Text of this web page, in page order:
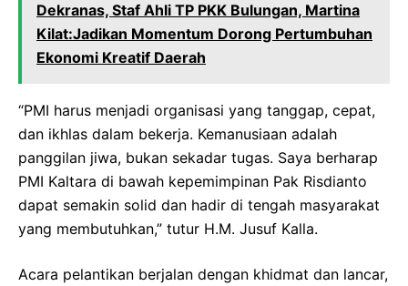
Dekranas, Staf Ahli TP PKK Bulungan, Martina
Kilat:Jadikan Momentum Dorong Pertumbuhan
Ekonomi Kreatif Daerah
“PMI harus menjadi organisasi yang tanggap, cepat,
dan ikhlas dalam bekerja. Kemanusiaan adalah
panggilan jiwa, bukan sekadar tugas. Saya berharap
PMI Kaltara di bawah kepemimpinan Pak Risdianto
dapat semakin solid dan hadir di tengah masyarakat
yang membutuhkan,” tutur H.M. Jusuf Kalla.
Acara pelantikan berjalan dengan khidmat dan lancar,